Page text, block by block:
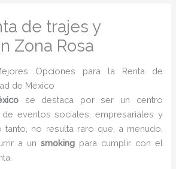
de trajes y
Zona Rosa
Opciones para la Renta de
de México
se destaca por ser un centro
eventos sociales, empresariales y
tanto, no resulta raro que, a menudo,
a un smokingpara cumplir con el